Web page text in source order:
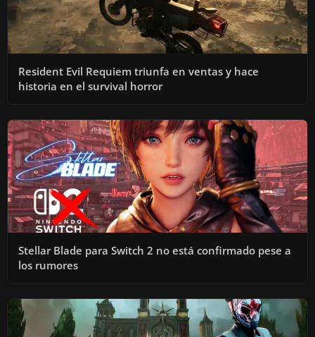
Resident Evil Requiem triunfa en ventas y hace
historia en el survival horror
Stellar Blade para Switch 2 no está confirmado pese a
los rumores